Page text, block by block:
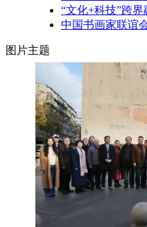
“文化+科技”跨
中国书画家联谊
图片主题